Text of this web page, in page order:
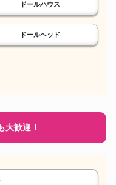
ドールハウス
ドールヘッド
大歓迎！